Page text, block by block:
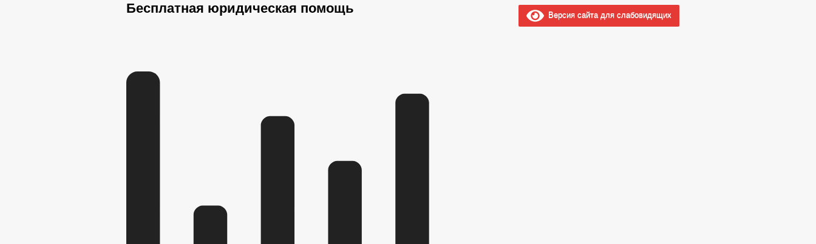
Бесплатная юридическая помощь Версия сайта для слабовидящих